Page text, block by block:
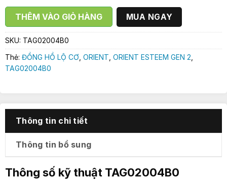
THÊM VÀO GIỎ HÀNG MUA NGAY
SKU: TAG02004B0
Thẻ: ĐỒNG HỒ LỘ CƠ ORIENT ORIENT ESTEEM GEN 2
TAG02004B0
Thông tin chi tiết
Thông tin bổ sung
Thông số kỹ thuật TAG02004B0